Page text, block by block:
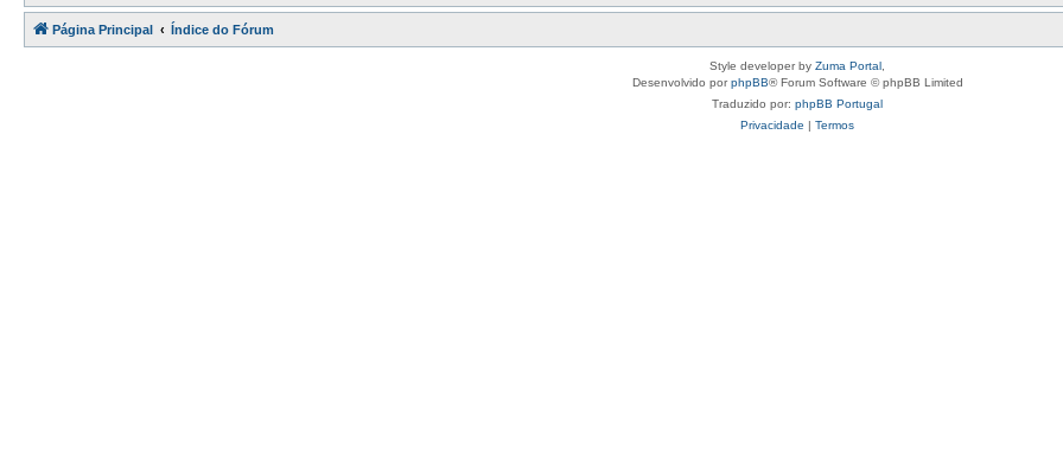
Página Principal Índice do Fórum
Style developer by Zuma Portal
Desenvolvido porphpBB® Forum Software © phpBB Limited
Traduzido por: phpBB Portugal
Privacidade | Termos